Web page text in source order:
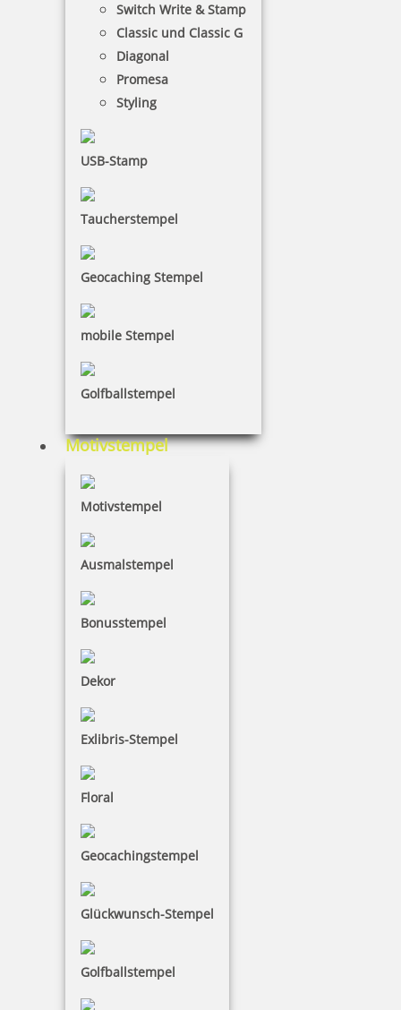
Switch Write & Stamp
Classic und Classic G
Diagonal
Promesa
Styling
USB-Stamp
Taucherstempel
Geocaching Stempel
mobile Stempel
Golfballstempel
Motivstempel
Motivstempel
Ausmalstempel
Bonusstempel
Dekor
Exlibris-Stempel
Floral
Geocachingstempel
Glückwunsch-Stempel
Golfballstempel
Trodat Professional 5212 Tütenstempel
Jetzt gestalten
zum Stempeln aus 100 % Altpapier. Kaufen –
Stempeln – umweltbewusst verpacken!
Oftmals stehen besonders Inhaber kleinerer Läden
vor einem Problem: qualitativ hochwertige Produkte
Möglichst individuell, innovativ und
umweltfreundlich!